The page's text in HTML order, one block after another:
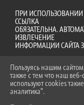
ПРИ
ССЫЛКА
ОБЯЗАТЕЛЬНА.
ИЗВЛЕЧЕНИЕ
ИНФОРМАЦИИ САЙТА
Пользуясь нашим
также с тем что наш
используют cookies
аналитика".